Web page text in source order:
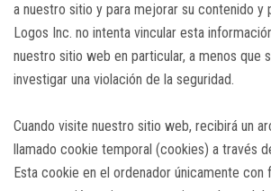
a nuestro sitio y para mejorar su contenido y
Logos Inc. no intenta vincular esta
nuestro sitio web en particular, a menos que
investigar una violación de la seguridad.
Cuando visite nuestro sitio web, recibirá un
llamado cookie temporal (cookies) a través
Esta cookie en el ordenador únicamente con